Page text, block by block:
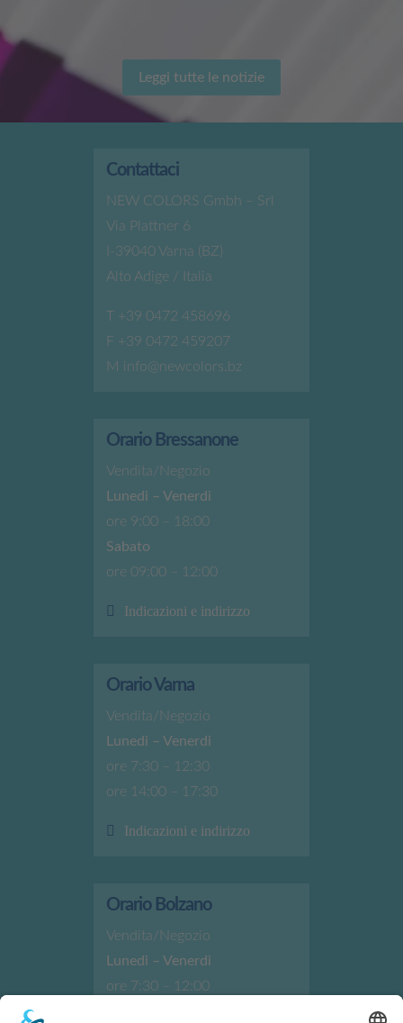
Leggi tutte le notizie
Contattaci
NEW COLORS Gmbh – Srl
Via Plattner 6
I-39040 Varna (BZ)
Alto Adige / Italia
T +39 0472 458696
F +39 0472 459207
M info@newcolors.bz
Orario Bressanone
Vendita/Negozio
Lunedi – Venerdi
ore 9:00 – 18:00
Sabato
ore 09:00 – 12:00
Indicazioni e indirizzo
Orario Varna
Vendita/Negozio
Lunedi – Venerdi
ore 7:30 – 12:30
ore 14:00 – 17:30
Indicazioni e indirizzo
Orario Bolzano
Vendita/Negozio
Lunedi – Venerdi
ore 7:30 – 12:00